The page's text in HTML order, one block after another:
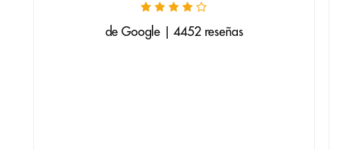
de Google | 4452 reseñas